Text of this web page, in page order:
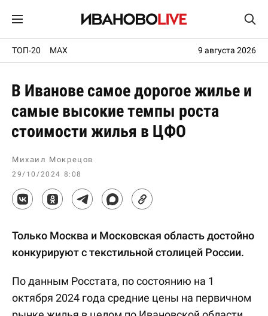
ТОП-20 MAX 9 августа 2026
В Иванове самое дорогое жилье и
самые высокие темпы роста
стоимости жилья в ЦФО
Михаил Мокрецов
29/10/2024 8:08
Только Москва и Московская область достойно
конкурируют с текстильной столицей России.
По данным Росстата, по состоянию на 1
октября 2024 года средние цены на первичном